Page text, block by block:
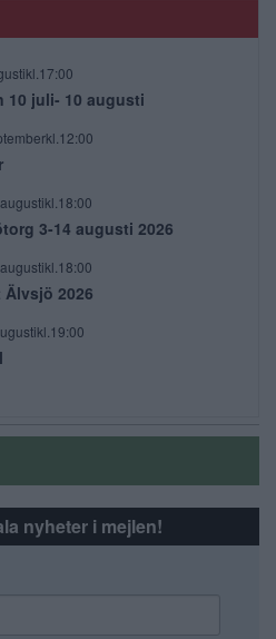
10 juli- 10 augusti
3-14 augusti 2026
Älvsjö 2026
nyheter i mejlen!